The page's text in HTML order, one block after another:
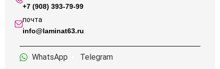
+7 (908) 393-79-99
почта
info@laminat63.ru
WhatsApp Telegram